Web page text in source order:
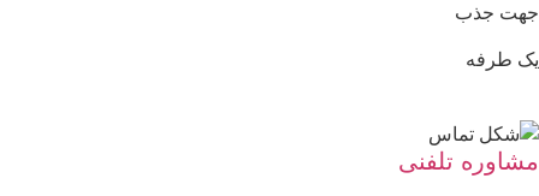
جهت جذب
یک طرفه
مشاوره تلفنی